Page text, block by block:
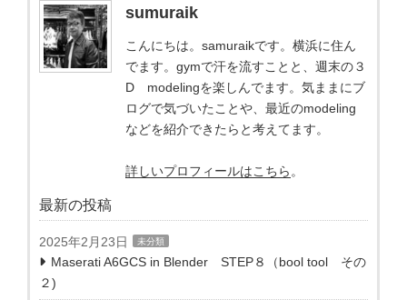
sumuraik
こんにちは。samuraikです。横浜に住ん
でます。gymで汗を流すことと、週末の３
D modelingを楽しんでます。気ままにブ
ログで気づいたことや、最近のmodeling
などを紹介できたらと考えてます。
詳しいプロフィールはこちら 。
最新の投稿
2025年2月23日 未分類
Maserati A6GCS in Blender STEP８（bool tool その
２)